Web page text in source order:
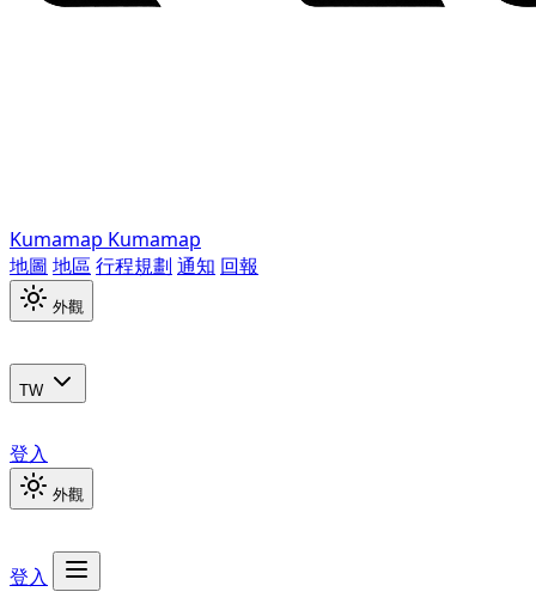
Kumamap Kumamap
地圖 地區 行程規劃 通知 回報
外觀
TW
登入
外觀
登入